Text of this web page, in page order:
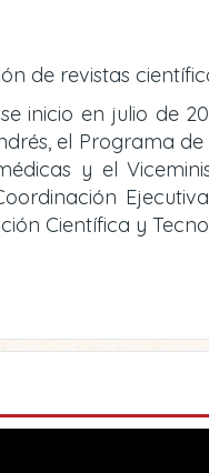
de revistas
inicio en julio de
el Programa
y el
Científica y